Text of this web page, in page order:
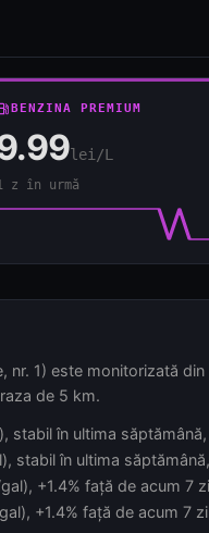
BENZINA PREMIUM
lei/L
z în urmă
nr. 1) este monitorizată
de 5 km.
stabil în ultima
stabil în ultima
+1.4% față de acum 7
+1.4% față de acum 7